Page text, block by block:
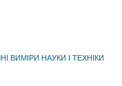
ВИМІРИ НАУКИ І ТЕХНІКИ